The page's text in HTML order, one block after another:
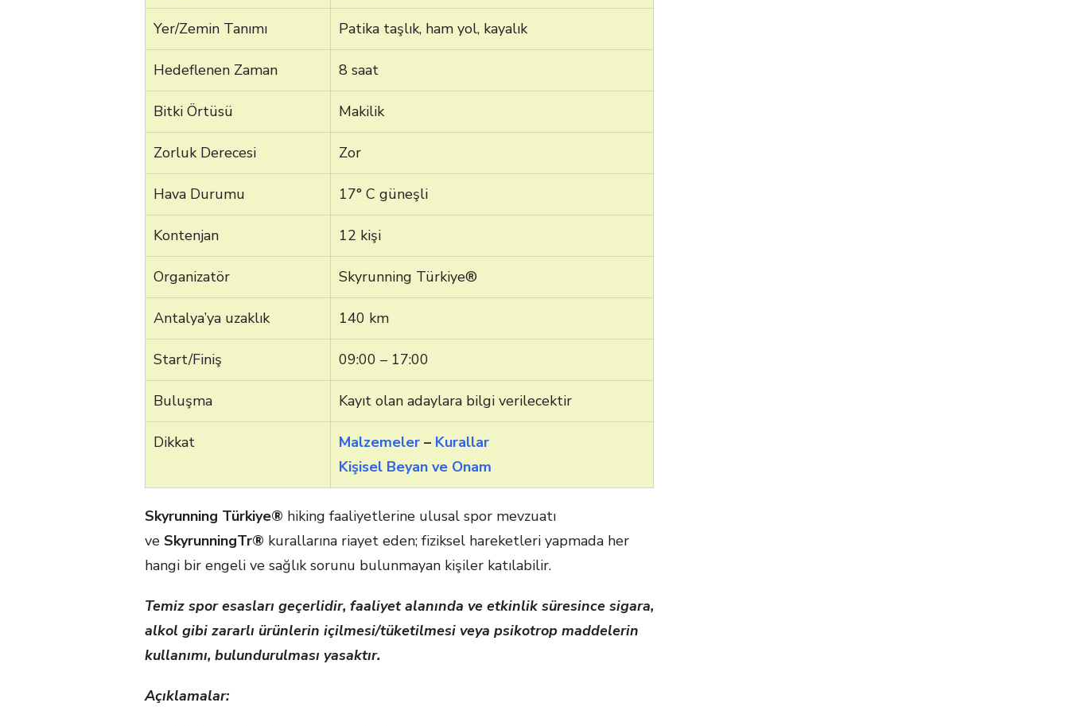
Yer/Zemin Tanımı Patika taşlık, ham yol, kayalık
Hedeflenen Zaman 8 saat
Bitki Örtüsü Makilik
Zorluk Derecesi Zor
Hava Durumu 17° C güneşli
Kontenjan 12 kişi
Organizatör Skyrunning Türkiye®
Antalya’ya uzaklık 140 km
Start/Finiş 09:00 – 17:00
Buluşma Kayıt olan adaylara bilgi verilecektir
Dikkat Malzemeler – Kurallar
Kişisel Beyan ve Onam
Skyrunning Türkiye® hiking faaliyetlerine ulusal spor mevzuatı
ve SkyrunningTr® kurallarına riayet eden; fiziksel hareketleri yapmada her
hangi bir engeli ve sağlık sorunu bulunmayan kişiler katılabilir.
Temiz spor esasları geçerlidir, faaliyet alanında ve etkinlik süresince sigara,
alkol gibi zararlı ürünlerin içilmesi/tüketilmesi veya psikotrop maddelerin
kullanımı, bulundurulması yasaktır.
Açıklamalar: